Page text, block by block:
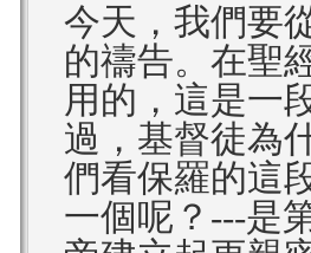
今天，我們要
的禱告。在聖
用的，這是一
過，基督徒為
們看保羅的這
一個呢？---是